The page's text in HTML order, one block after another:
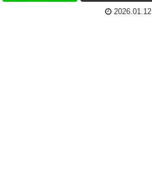
2026.01.12